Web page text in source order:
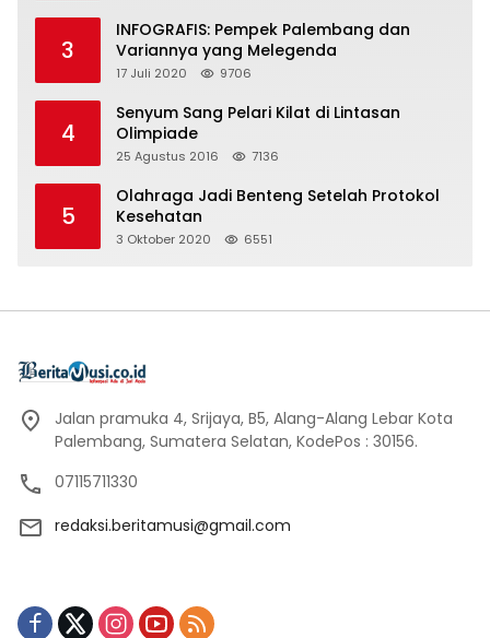
3
INFOGRAFIS: Pempek Palembang dan
Variannya yang Melegenda
17 Juli 2020 9706
4
Senyum Sang Pelari Kilat di Lintasan
Olimpiade
25 Agustus 2016 7136
5
Olahraga Jadi Benteng Setelah Protokol
Kesehatan
3 Oktober 2020 6551
Jalan pramuka 4, Srijaya, B5, Alang-Alang Lebar Kota
Palembang, Sumatera Selatan, KodePos : 30156.
07115711330
redaksi.beritamusi@gmail.com